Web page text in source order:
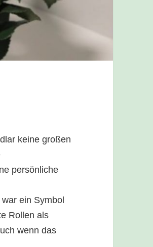
keine großen
persönliche
ein Symbol
Rollen als
wenn das